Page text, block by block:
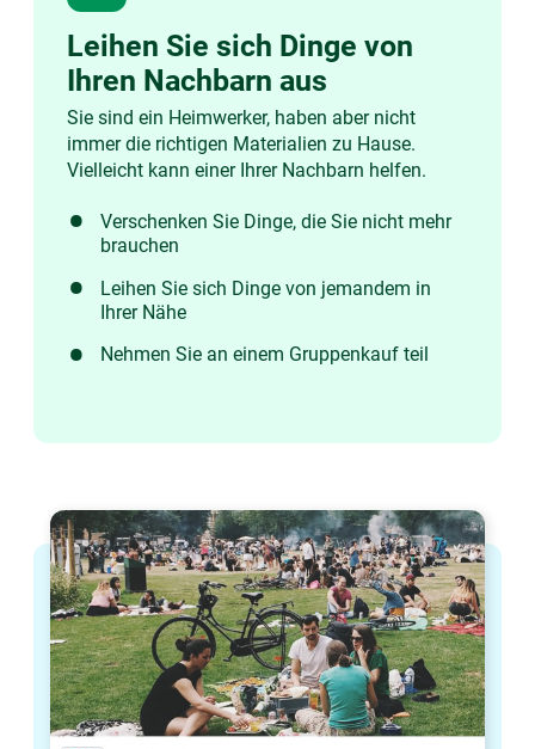
Leihen Sie sich Dinge von
Ihren Nachbarn aus
Sie sind ein Heimwerker, haben aber nicht
immer die richtigen Materialien zu Hause.
Vielleicht kann einer Ihrer Nachbarn helfen.
Verschenken Sie Dinge, die Sie nicht mehr
brauchen
Leihen Sie sich Dinge von jemandem in
Ihrer Nähe
Nehmen Sie an einem Gruppenkauf teil